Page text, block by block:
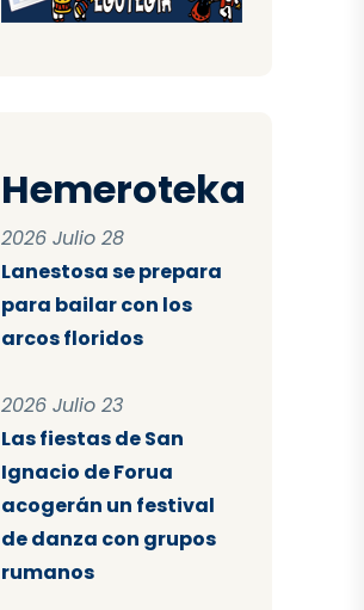
Hemeroteka
2026 Julio 28
Lanestosa se prepara
para bailar con los
arcos floridos
2026 Julio 23
Las fiestas de San
Ignacio de Forua
acogerán un festival
de danza con grupos
rumanos